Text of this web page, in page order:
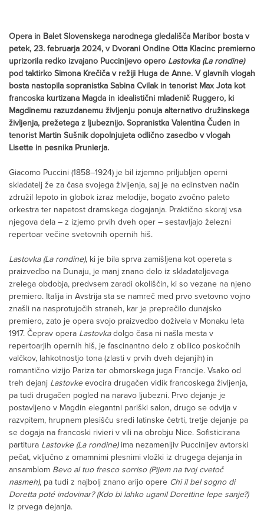
Opera in Balet Slovenskega narodnega gledališča Maribor bosta v
petek, 23. februarja 2024, v Dvorani Ondine Otta Klacinc premierno
uprizorila redko izvajano Puccinijevo opero Lastovka (La rondine)
pod taktirko Simona Krečiča v režiji Huga de Anne. V glavnih vlogah
bosta nastopila sopranistka Sabina Cvilak in tenorist Max Jota kot
francoska kurtizana Magda in idealistični mladenič Ruggero, ki
Magdinemu razuzdanemu življenju ponuja alternativo družinskega
življenja, prežetega z ljubeznijo. Sopranistka Valentina Čuden in
tenorist Martin Sušnik dopolnjujeta odlično zasedbo v vlogah
Lisette in pesnika Prunierja.
Giacomo Puccini (1858–1924) je bil izjemno priljubljen operni
skladatelj že za časa svojega življenja, saj je na edinstven način
združil lepoto in globok izraz melodije, bogato zvočno paleto
orkestra ter napetost dramskega dogajanja. Praktično skoraj vsa
njegova dela – z izjemo prvih dveh oper – sestavljajo železni
repertoar večine svetovnih opernih hiš.
Lastovka (La rondine), ki je bila sprva zamišljena kot opereta s
praizvedbo na Dunaju, je manj znano delo iz skladateljevega
zrelega obdobja, predvsem zaradi okoliščin, ki so vezane na njeno
premiero. Italija in Avstrija sta se namreč med prvo svetovno vojno
znašli na nasprotujočih straneh, kar je preprečilo dunajsko
premiero, zato je opera svojo praizvedbo doživela v Monaku leta
1917. Čeprav opera Lastovkadolgo časa ni našla mesta v
repertoarjih opernih hiš, je fascinantno delo z obilico poskočnih
valčkov, lahkotnostjo tona (zlasti v prvih dveh dejanjih) in
romantično vizijo Pariza ter obmorskega juga Francije. Vsako od
treh dejanj Lastovkeevocira drugačen vidik francoskega življenja,
pa tudi drugačen pogled na naravo ljubezni. Prvo dejanje je
postavljeno v Magdin elegantni pariški salon, drugo se odvija v
razvpitem, hrupnem plesišču sredi latinske četrti, tretje dejanje pa
se dogaja na francoski rivieri v vili na obrobju Nice. Sofisticirana
partitura Lastovke (La rondine)ima nezamenljiv Puccinijev avtorski
pečat, vključno z omamnimi plesnimi vložki iz drugega dejanja in
ansamblom Bevo al tuo fresco sorriso (Pijem na tvoj cvetoč
nasmeh), pa tudi z najbolj znano arijo opere Chi il bel sogno di
Doretta poté indovinar? (Kdo bi lahko uganil Dorettine lepe sanje?)
iz prvega dejanja.